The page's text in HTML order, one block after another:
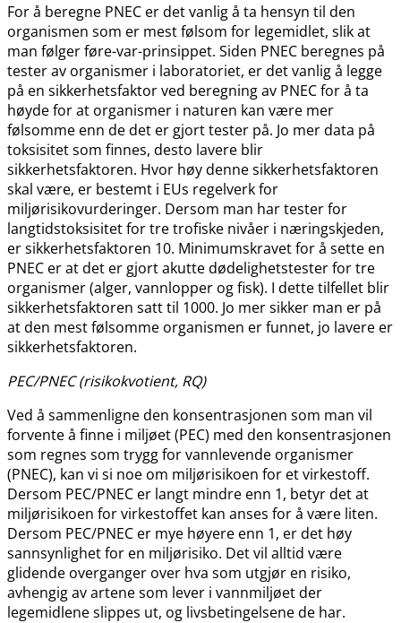
For å beregne PNEC er det vanlig å ta hensyn til den
organismen som er mest følsom for legemidlet, slik at
man følger føre-var-prinsippet. Siden PNEC beregnes på
tester av organismer i laboratoriet, er det vanlig å legge
på en sikkerhetsfaktor ved beregning av PNEC for å ta
høyde for at organismer i naturen kan være mer
følsomme enn de det er gjort tester på. Jo mer data på
toksisitet som finnes, desto lavere blir
sikkerhetsfaktoren. Hvor høy denne sikkerhetsfaktoren
skal være, er bestemt i EUs regelverk for
miljørisikovurderinger. Dersom man har tester for
langtidstoksisitet for tre trofiske nivåer i næringskjeden,
er sikkerhetsfaktoren 10. Minimumskravet for å sette en
PNEC er at det er gjort akutte dødelighetstester for tre
organismer (alger, vannlopper og fisk). I dette tilfellet blir
sikkerhetsfaktoren satt til 1000. Jo mer sikker man er på
at den mest følsomme organismen er funnet, jo lavere er
sikkerhetsfaktoren.
PEC​/​PNEC (risikokvotient, RQ)
Ved å sammenligne den konsentrasjonen som man vil
forvente å finne i miljøet (PEC) med den konsentrasjonen
som regnes som trygg for vannlevende organismer
(PNEC), kan vi si noe om miljørisikoen for et virkestoff.
Dersom PEC​​/​​PNEC er langt mindre enn 1, betyr det at
miljørisikoen for virkestoffet kan anses for å være liten.
Dersom PEC​​/​​PNEC er mye høyere enn 1, er det høy
sannsynlighet for en miljørisiko. Det vil alltid være
glidende overganger over hva som utgjør en risiko,
avhengig av artene som lever i vannmiljøet der
legemidlene slippes ut, og livsbetingelsene de har.